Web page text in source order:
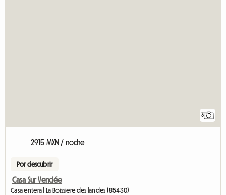
3
2915 MXN / noche
Por descubrir
Casa Sur Vendée
Casa entera | La Boissiere des landes (85430)